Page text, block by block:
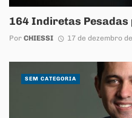
164 Indiretas
Por CHIESSI 17 de dezembro
SEM CATEGORIA